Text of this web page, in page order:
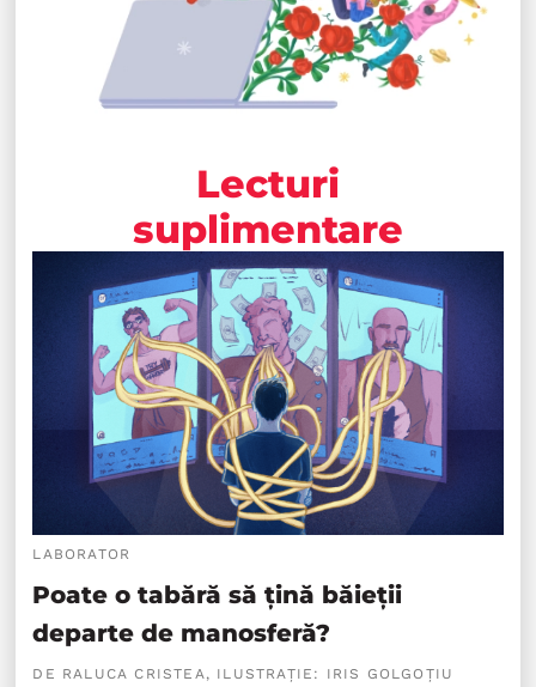
Lecturi
suplimentare
LABORATOR
Poate o tabără să țină băieții
departe de manosferă?
DE RALUCA CRISTEA, ILUSTRAȚIE: IRIS GOLGOȚIU